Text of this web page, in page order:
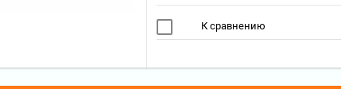
К сравнению